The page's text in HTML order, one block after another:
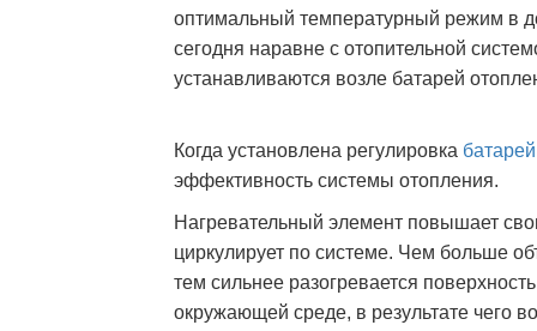
оптимальный температурный режим в
сегодня наравне с отопительной
устанавливаются возле батарей
Когда установлена регулировка
эффективность системы отопления.
Нагревательный элемент повышает
циркулирует по системе. Чем больше
тем сильнее разогревается
окружающей среде, в результате чего